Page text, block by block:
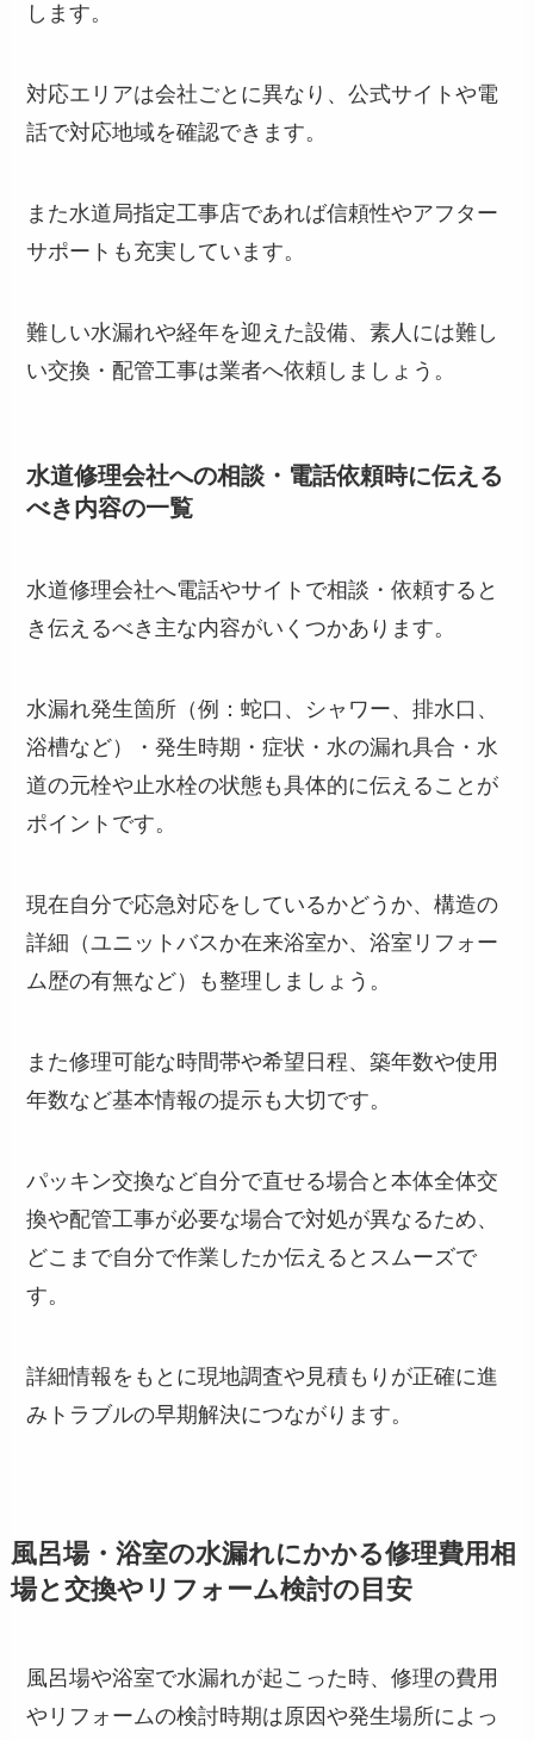
します。
対応エリアは会社ごとに異なり、公式サイトや電
話で対応地域を確認できます。
また水道局指定工事店であれば信頼性やアフター
サポートも充実しています。
難しい水漏れや経年を迎えた設備、素人には難し
い交換・配管工事は業者へ依頼しましょう。
水道修理会社への相談・電話依頼時に伝える
べき内容の一覧
水道修理会社へ電話やサイトで相談・依頼すると
き伝えるべき主な内容がいくつかあります。
水漏れ発生箇所（例：蛇口、シャワー、排水口、
浴槽など）・発生時期・症状・水の漏れ具合・水
道の元栓や止水栓の状態も具体的に伝えることが
ポイントです。
現在自分で応急対応をしているかどうか、構造の
詳細（ユニットバスか在来浴室か、浴室リフォー
ム歴の有無など）も整理しましょう。
また修理可能な時間帯や希望日程、築年数や使用
年数など基本情報の提示も大切です。
パッキン交換など自分で直せる場合と本体全体交
換や配管工事が必要な場合で対処が異なるため、
どこまで自分で作業したか伝えるとスムーズで
す。
詳細情報をもとに現地調査や見積もりが正確に進
みトラブルの早期解決につながります。
風呂場・浴室の水漏れにかかる修理費用相
場と交換やリフォーム検討の目安
風呂場や浴室で水漏れが起こった時、修理の費用
やリフォームの検討時期は原因や発生場所によっ